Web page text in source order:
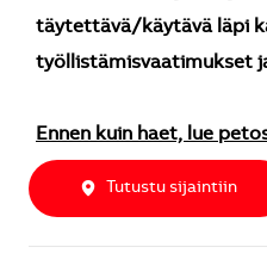
täytettävä/käytävä läpi
työllistämisvaatimukset
Ennen kuin haet, lue
Tutustu sijaintiin